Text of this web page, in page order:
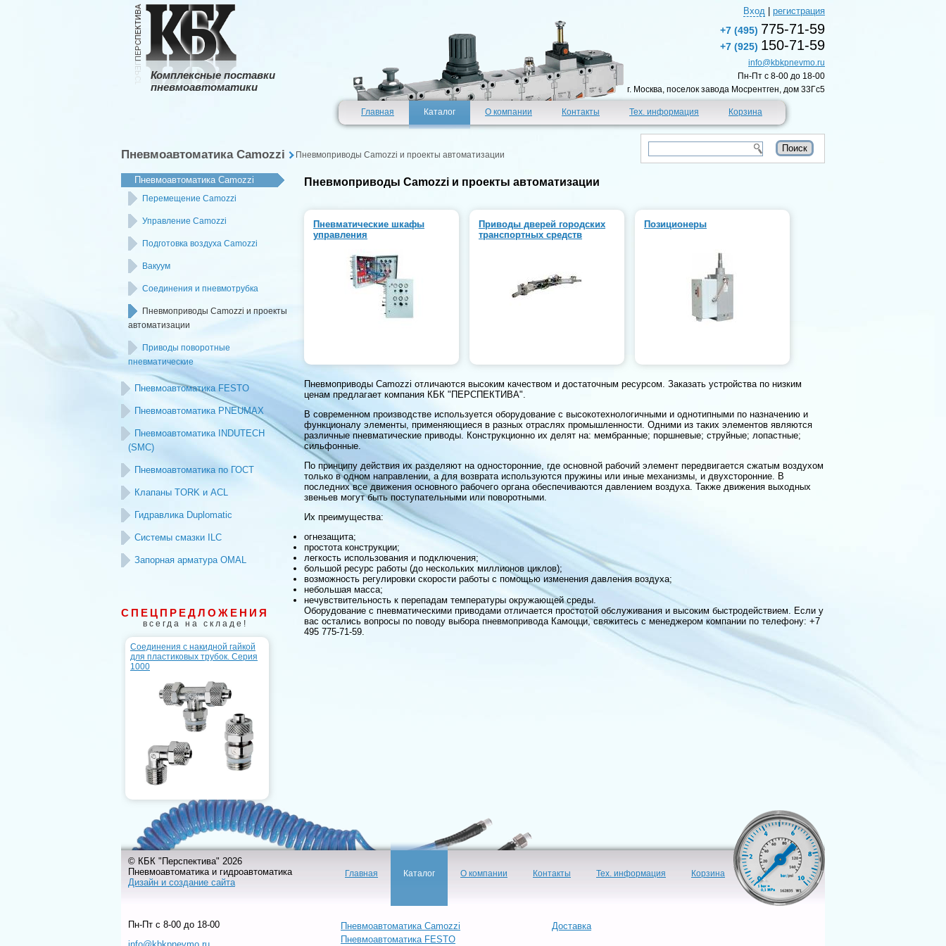
Комплексные поставки
пневмоавтоматики
Вход регистрация
+7 (495) 775-71-59
+7 (925) 150-71-59
info@kbkpnevmo.ru
Пн-Пт c 8-00 до 18-00
г. Москва, поселок завода Мосрентген, дом 33Гс5
Главная Каталог О компании Контакты Тех. информация Корзина
Пневмоавтоматика Camozzi Пневмоприводы Camozzi и проекты автоматизации
Пневмоавтоматика Camozzi
Перемещение Сamozzi
Управление Сamozzi
Подготовка воздуха Camozzi
Вакуум
Соединения и пневмотрубка
Пневмоприводы Camozzi и проекты
автоматизации
Приводы поворотные
пневматические
Пневмоавтоматика FESTO
Пневмоавтоматика PNEUMAX
Пневмоавтоматика INDUTECH
(SMC)
Пневмоавтоматика по ГОСТ
Клапаны TORK и ACL
Гидравлика Duplomatic
Системы смазки ILC
Запорная арматура OMAL
СПЕЦПРЕДЛОЖЕНИЯ
всегда на складе!
Соединения с накидной гайкой
для пластиковых трубок. Серия
1000
Пневмоприводы Camozzi и проекты автоматизации
Пневматические шкафы
управления
Приводы дверей городских
транспортных средств
Позиционеры
Пневмоприводы Camozzi отличаются высоким качеством и достаточным ресурсом. Заказать устройства по низким
ценам предлагает компания КБК "ПЕРСПЕКТИВА".
В современном производстве используется оборудование с высокотехнологичными и однотипными по назначению и
функционалу элементы, применяющиеся в разных отраслях промышленности. Одними из таких элементов являются
различные пневматические приводы. Конструкционно их делят на: мембранные; поршневые; струйные; лопастные;
сильфонные.
По принципу действия их разделяют на односторонние, где основной рабочий элемент передвигается сжатым воздухом
только в одном направлении, а для возврата используются пружины или иные механизмы, и двухсторонние. В
последних все движения основного рабочего органа обеспечиваются давлением воздуха. Также движения выходных
звеньев могут быть поступательными или поворотными.
Их преимущества:
огнезащита;
простота конструкции;
легкость использования и подключения;
большой ресурс работы (до нескольких миллионов циклов);
возможность регулировки скорости работы с помощью изменения давления воздуха;
небольшая масса;
нечувствительность к перепадам температуры окружающей среды.
Оборудование с пневматическими приводами отличается простотой обслуживания и высоким быстродействием. Если у
вас остались вопросы по поводу выбора пневмопривода Камоцци, свяжитесь с менеджером компании по телефону: +7
495 775-71-59.
© КБК "Перспектива" 2026
Пневмоавтоматика и гидроавтоматика
Дизайн и создание сайта
Главная Каталог О компании Контакты Тех. информация Корзина
Пн-Пт c 8-00 до 18-00
Пневмоавтоматика Camozzi
Пневмоавтоматика FESTO
Доставка